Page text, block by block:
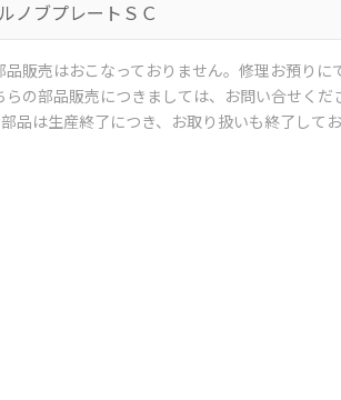
ノブプレートＳＣ
販売はおこなっておりません。修理お預りに
の部品販売につきましては、お問い合せくだ
品は生産終了につき、お取り扱いも終了して